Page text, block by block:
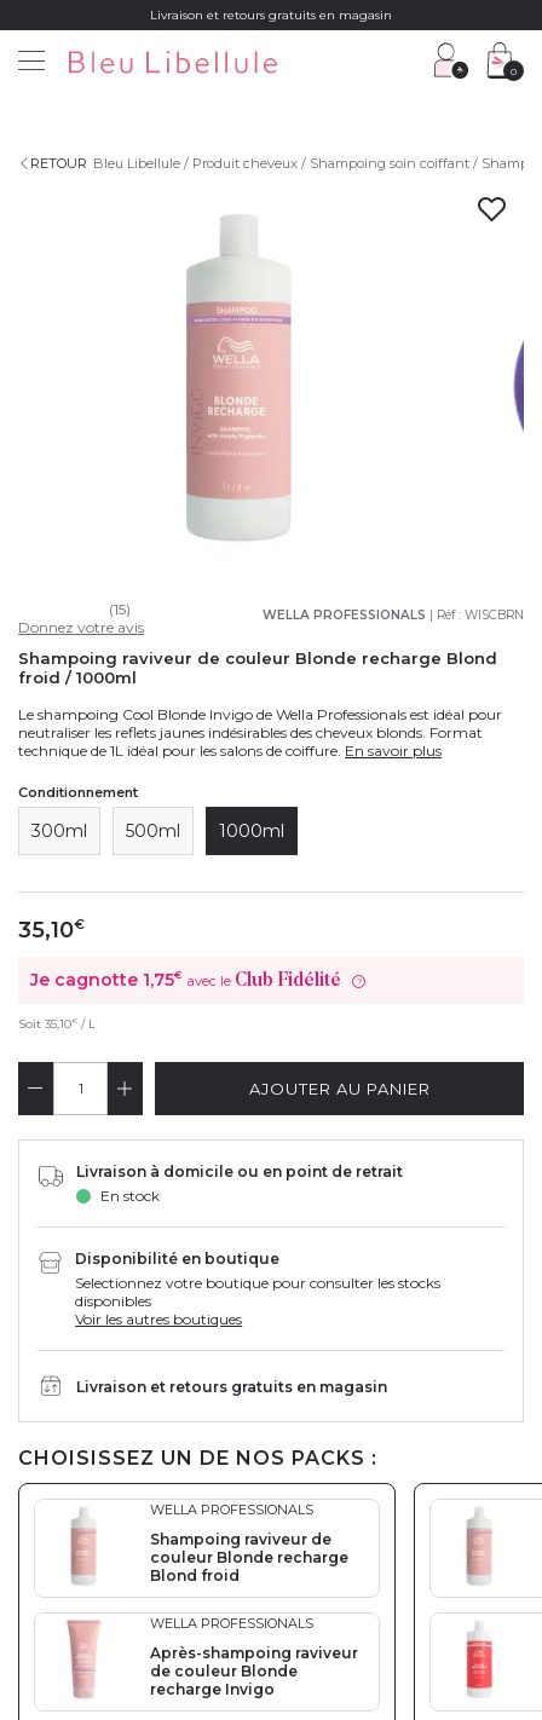
Livraison et retours gratuits en magasin
0
RETOUR Bleu Libellule Produit cheveux Shampoing soin coiffant
WELLA PROFESSIONALS | Réf : WISCBRN
(15)
Donnez votre avis
Shampoing raviveur de couleur Blonde recharge Blond
froid / 1000ml
Le shampoing Cool Blonde Invigo de Wella Professionals est idéal pour
neutraliser les reflets jaunes indésirables des cheveux blonds. Format
technique de 1L idéal pour les salons de coiffure. En savoir plus
Conditionnement
300ml 500ml 1000ml
35,10€
Je cagnotte 1,75€ avec le Club Fidélité ?
Soit 35,10€ / L
AJOUTER AU PANIER
Livraison à domicile ou en point de retrait
En stock
Disponibilité en boutique
Selectionnez votre boutique pour consulter les stocks
disponibles
Voir les autres boutiques
Livraison et retours gratuits en magasin
CHOISISSEZ UN DE NOS PACKS :
WELLA PROFESSIONALS
Shampoing raviveur de
couleur Blonde recharge
Blond froid
WELLA PROFESSIONALS
Après-shampoing raviveur
de couleur Blonde
recharge Invigo